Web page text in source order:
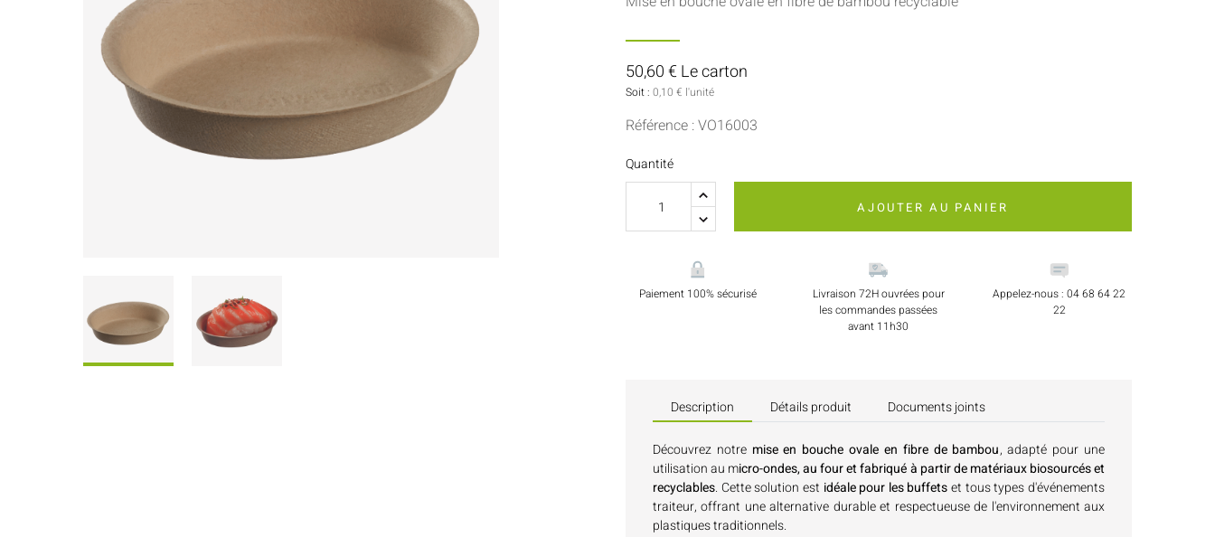
Sauces Et Condiments
Flacons Et Bouteilles
Pâtisserie
50,60 € Le carton
Soit : 0,10 € l'unité
Référence : VO16003
Quantité
AJOUTER AU PANIER
Paiement 100% sécurisé
Livraison 72H ouvrées pour
les commandes passées
avant 11h30
Appelez-nous : 04 68 64 22
22
Description Détails produit Documents joints
Découvrez notremise en bouche ovale en fibre de bambou, adapté pour une
utilisation au micro-ondes, au four et fabriqué à partir de matériaux biosourcés et
recyclables. Cette solution est idéale pour les buffetset tous types d'événements
traiteur, offrant une alternative durable et respectueuse de l'environnement aux
plastiques traditionnels.